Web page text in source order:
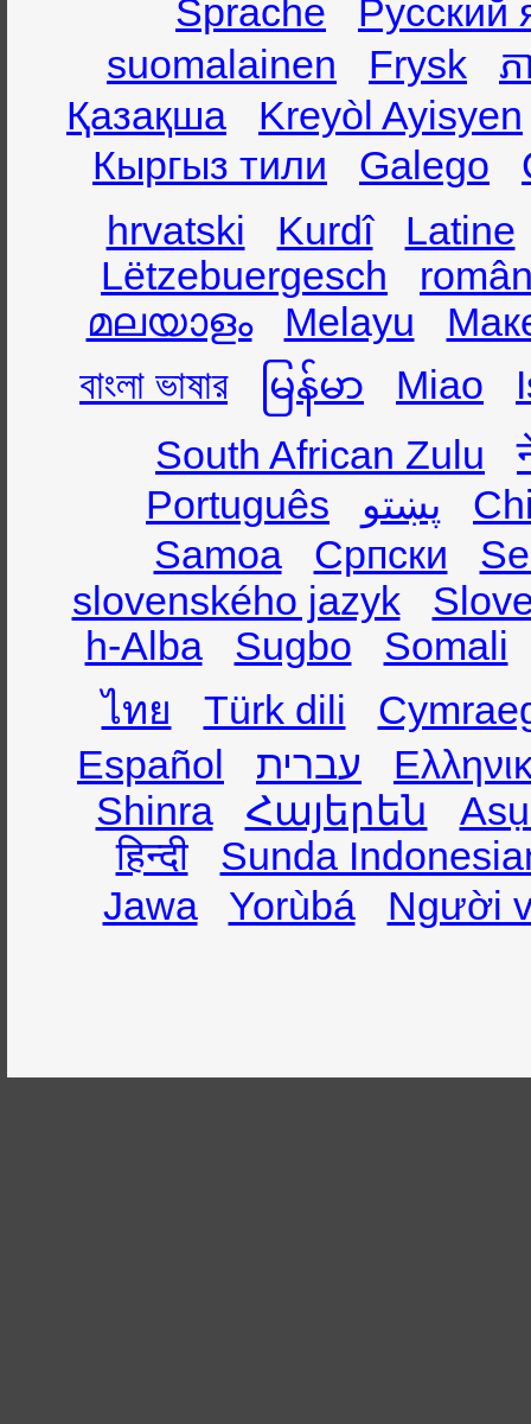
Sprache
Русский
suomalainen
Frysk
ភ
Қазақша
Kreyòl Ayisyen
Кыргыз тили
Galego
hrvatski
Kurdî
Latine
Lëtzebuergesch
മലയാളം
Melayu
বাংলা ভাষার
မြန်မာ Miao
South African Zulu
Português
پښتو
Samoa
Српски
slovenského jazyk
h-Alba
Sugbo
Somali
ไทย
Türk dili
Español
עברית
Shinra
Հայերեն
हिन्दी
Sunda
Jawa
Yorùbá Người